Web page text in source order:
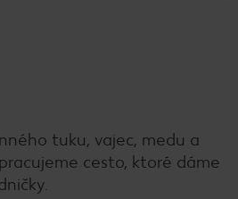
tuku, vajec, medu a
cesto, ktoré dáme